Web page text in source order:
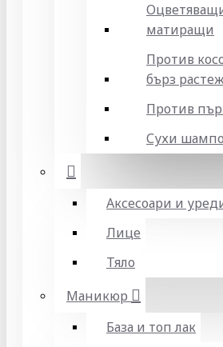
матиращи
Против
бърз
Против
Сухи
Аксесоари и
Лице
Тяло
Маникюр
База и топ лак